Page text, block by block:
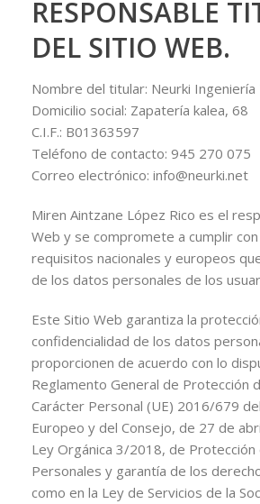
RESPONSABLE
DEL SITIO WEB.
Nombre del titular: Neurki Ingeniería
Domicilio social: Zapatería kalea, 68
C.I.F.: B01363597
Teléfono de contacto: 945 270 075
Correo electrónico: info@neurki.net
Miren Aintzane López Rico es el
Web y se compromete a cumplir
requisitos nacionales y europeos
de los datos personales de los
Este Sitio Web garantiza la
confidencialidad de los datos
proporcionen de acuerdo con lo
Reglamento General de Protección
Carácter Personal (UE) 2016/679
Europeo y del Consejo, de 27 de
Ley Orgánica 3/2018, de
Personales y garantía de los
como en la Ley de Servicios de la